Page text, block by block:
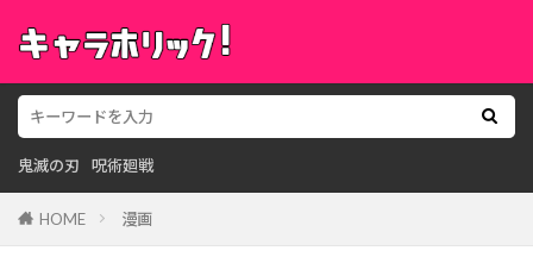
鬼滅の刃 呪術廻戦
HOME 漫画